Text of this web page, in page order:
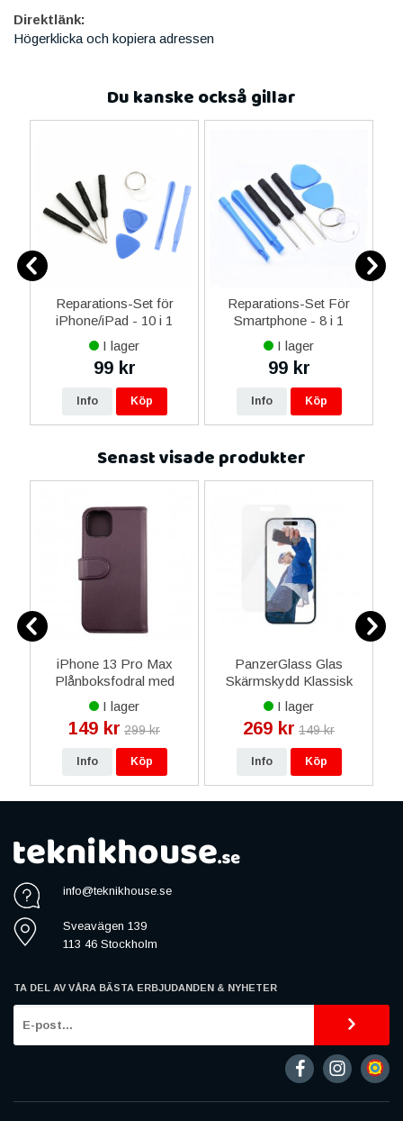
Direktlänk:
Högerklicka och kopiera adressen
Du kanske också gillar
Reparations-Set för
iPhone/iPad - 10 i 1
I lager
99 kr
Info Köp
Reparations-Set För
Smartphone - 8 i 1
I lager
99 kr
Info Köp
Senast visade produkter
iPhone 13 Pro Max
Plånboksfodral med
Magnet - Mörklila
I lager
149 kr 299 kr
Info Köp
PanzerGlass Glas
Skärmskydd Klassisk
Passform för Apple
iPhone 16 6.1"
I lager
269 kr 149 kr
Info Köp
info@teknikhouse.se
Sveavägen 139
113 46 Stockholm
TA DEL AV VÅRA BÄSTA ERBJUDANDEN & NYHETER